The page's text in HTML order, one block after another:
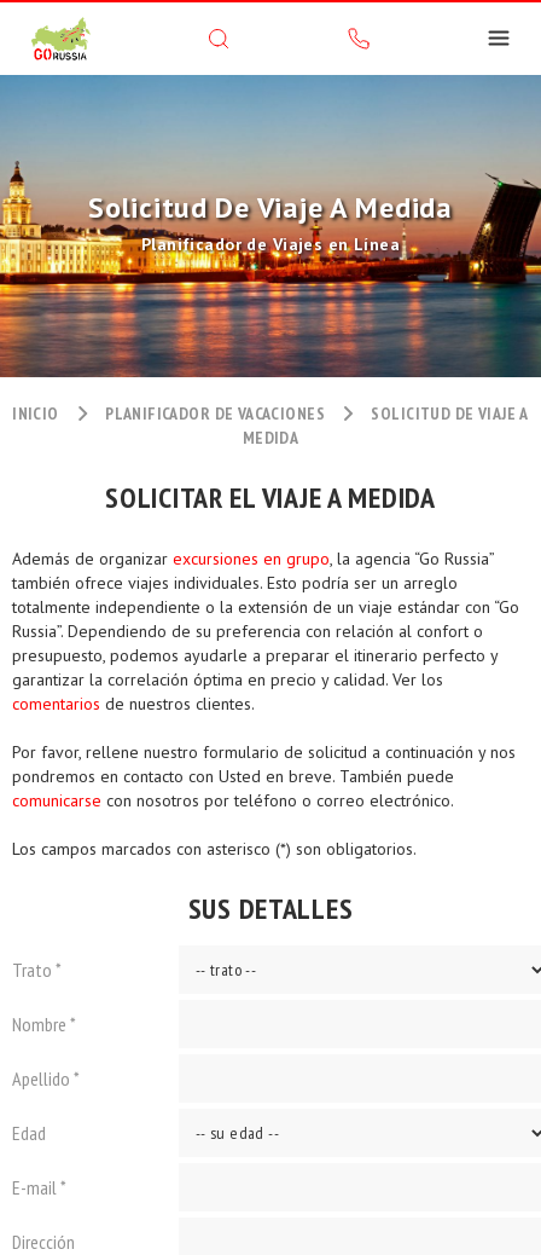
Solicitud De Viaje A Medida
Planificador de Viajes en Línea
INICIO PLANIFICADOR DE VACACIONES
SOLICITUD DE VIAJE A
MEDIDA
SOLICITAR EL VIAJE A MEDIDA
Además de organizar excursiones en grupo, la agencia “Go Russia”
también ofrece viajes individuales. Esto podría ser un arreglo
totalmente independiente o la extensión de un viaje estándar con “Go
Russia”. Dependiendo de su preferencia con relación al confort o
presupuesto, podemos ayudarle a preparar el itinerario perfecto y
garantizar la correlación óptima en precio y calidad. Ver los
comentarios de nuestros clientes.
Por favor, rellene nuestro formulario de solicitud a continuación y nos
pondremos en contacto con Usted en breve. También puede
comunicarse con nosotros por teléfono o correo electrónico.
Los campos marcados con asterisco (*) son obligatorios.
SUS DETALLES
Trato *
Nombre *
Apellido *
Edad
E-mail *
Dirección